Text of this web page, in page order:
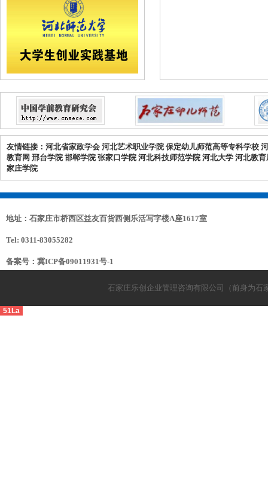
友情链接： 河北省家政学会 河北艺术职业学院 保定幼儿师范高等专科学校
教育网 邢台学院 邯郸学院 张家口学院 河北科技师范学院 河北大学 河北教
家庄学院
地址：石家庄市桥西区益友百货西侧乐活写字楼A座1617室
Tel: 0311-83055282
备案号： 冀ICP备09011931号-1
石家庄乐创企业管理咨询有限公司（前身为
51La